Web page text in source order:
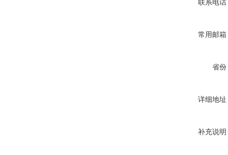
联系电话
常用邮箱
省份
详细地址
补充说明